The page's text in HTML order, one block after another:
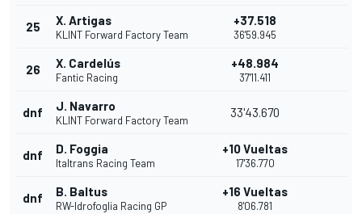
25 X. Artigas
KLINT Forward Factory Team
+37.518
36'59.945
26 X. Cardelús
Fantic Racing
+48.984
37'11.411
dnf J. Navarro
KLINT Forward Factory Team
33'43.670
dnf D. Foggia
Italtrans Racing Team
+10 Vueltas
17'36.770
dnf B. Baltus
RW-Idrofoglia Racing GP
+16 Vueltas
8'06.781